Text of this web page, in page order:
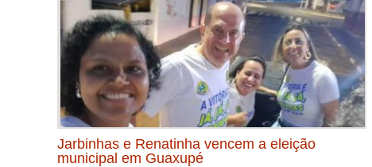
Jarbinhas e Renatinha vencem a eleição
municipal em Guaxupé